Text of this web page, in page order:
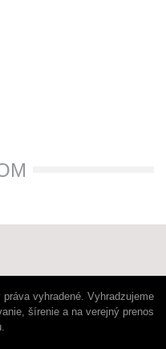
vyhradené. Vyhradzujeme
šírenie a na verejný prenos